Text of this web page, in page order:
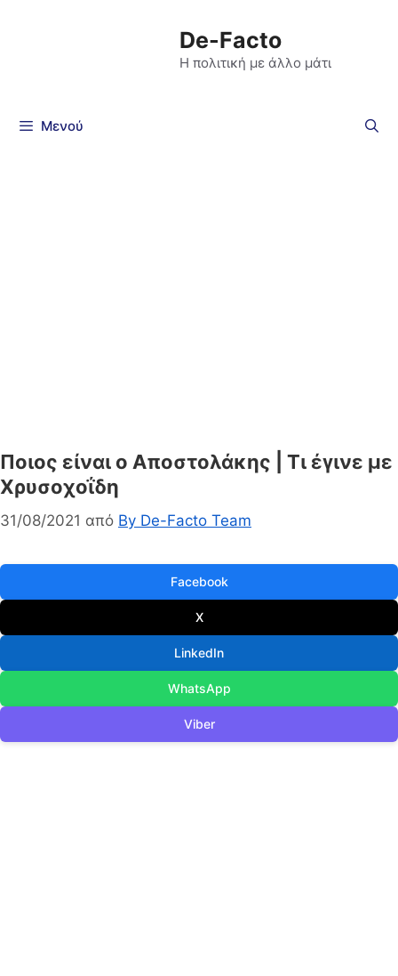
De-Facto
Η πολιτική με άλλο μάτι
Μενού
Ποιος είναι ο Αποστολάκης | Τι έγινε με
Χρυσοχοΐδη
31/08/2021 από By De-Facto Team
Facebook
X
LinkedIn
WhatsApp
Viber